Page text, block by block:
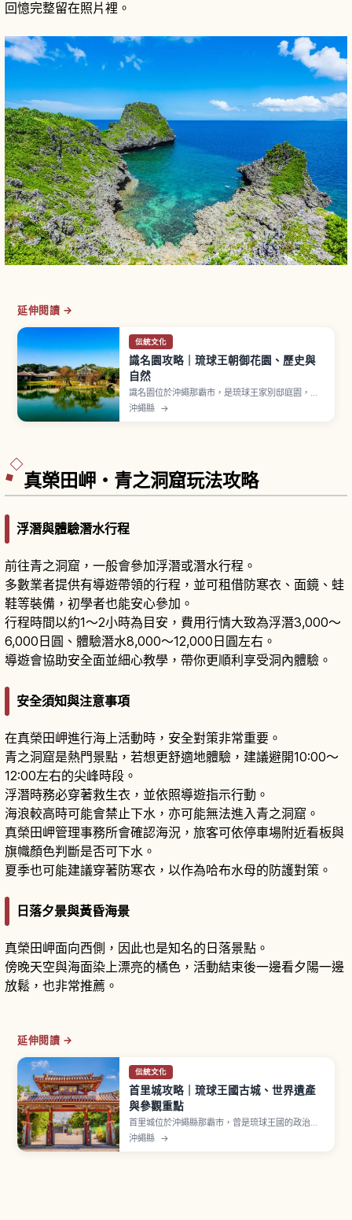
回憶完整留在照片裡。
延伸閱讀 →
伝統文化
識名園攻略｜琉球王朝御花園、歷史與
自然
識名園位於沖繩那霸市，是琉球王家別邸庭園，
1799年建造，2000年作為世界遺產「琉球王國的
沖繩縣 →
真榮田岬・青之洞窟玩法攻略
浮潛與體驗潛水行程
前往青之洞窟，一般會參加浮潛或潛水行程。
多數業者提供有導遊帶領的行程，並可租借防寒衣、面鏡、蛙
鞋等裝備，初學者也能安心參加。
行程時間以約1～2小時為目安，費用行情大致為浮潛3,000～
6,000日圓、體驗潛水8,000～12,000日圓左右。
導遊會協助安全面並細心教學，帶你更順利享受洞內體驗。
安全須知與注意事項
在真榮田岬進行海上活動時，安全對策非常重要。
青之洞窟是熱門景點，若想更舒適地體驗，建議避開10:00～
12:00左右的尖峰時段。
浮潛時務必穿著救生衣，並依照導遊指示行動。
海浪較高時可能會禁止下水，亦可能無法進入青之洞窟。
真榮田岬管理事務所會確認海況，旅客可依停車場附近看板與
旗幟顏色判斷是否可下水。
夏季也可能建議穿著防寒衣，以作為哈布水母的防護對策。
日落夕景與黃昏海景
真榮田岬面向西側，因此也是知名的日落景點。
傍晚天空與海面染上漂亮的橘色，活動結束後一邊看夕陽一邊
放鬆，也非常推薦。
延伸閱讀 →
伝統文化
首里城攻略｜琉球王國古城、世界遺產
與參觀重點
首里城位於沖繩縣那霸市，曾是琉球王國的政治、
外交與文化中心，繁榮約450年。據稱於14世紀左
沖繩縣 →